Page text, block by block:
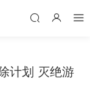
计划 灭绝游